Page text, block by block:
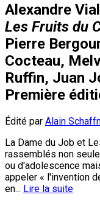
Alexandre
Les Fruits du
Pierre
Cocteau,
Ruffin, Juan
Première
Édité par Alain
La Dame du Job et
rassemblés non
ou d'adolescence
appeler « l'invention
en... Lire la suite